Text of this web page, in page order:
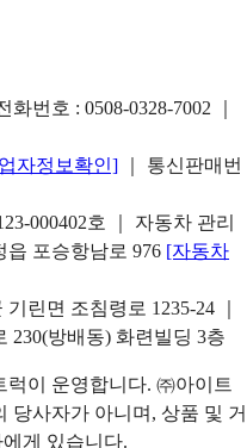
화번호 : 0508-0328-7002
자정보확인]
｜ 통신판매번
000402호 ｜ 자동차 관리
포승항남로 976 [자동차
린면 조침령로 1235-24 ｜
230(방배동) 화련빌딩 3층
이 운영합니다. ㈜아이트
당사자가 아니며, 상품 및 거
게 있습니다.